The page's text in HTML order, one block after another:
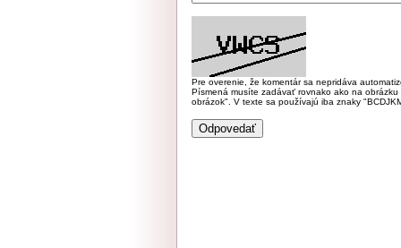
Pre overenie, že komentár sa nepridáva
Písmená musíte zadávať rovnako ako na
obrázok". V texte sa používajú iba znaky